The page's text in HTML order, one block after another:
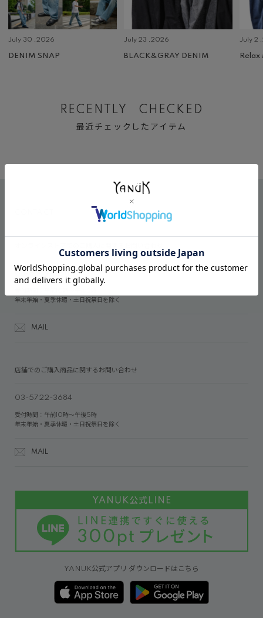
July 30 ,2026
DENIM SNAP
July 23 ,2026
BLACK&GRAY DENIM
July 2
Relax
RECENTLY CHECKED
最近チェックしたアイテム
03-6809-2611
年末年始・夏季休暇・土日祝祭日を除く
MAIL
店舗でのご購入商品に関するお問い合わせ
03-5722-3684
受付時間：午前10時～午後5時
年末年始・夏季休暇・土日祝祭日を除く
MAIL
YANUK公式アプリ ダウンロードはこちら